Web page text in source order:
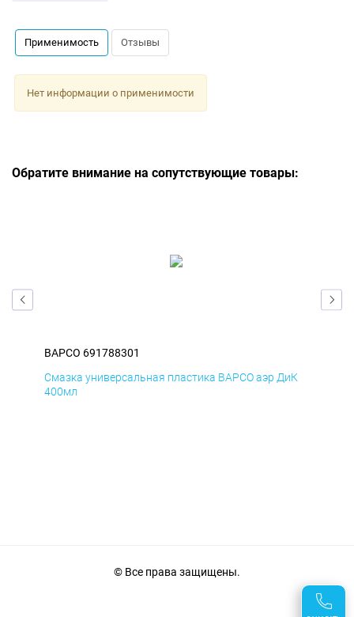
Применимость Отзывы
Нет информации о применимости
Обратите внимание на сопутствующие товары:
BAPCO 691788301
Смазка универсальная пластика BAPCO аэр ДиК
400мл
© Все права защищены.